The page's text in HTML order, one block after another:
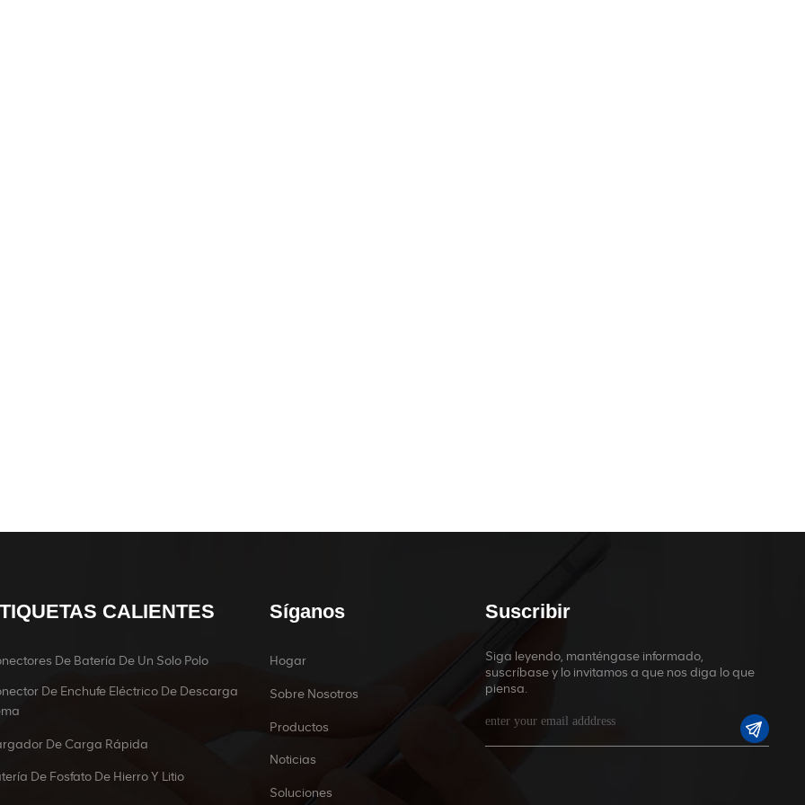
CALIENTES
De Batería De Un Solo Polo
De Enchufe Eléctrico De Descarga
De Carga Rápida
De Fosfato De Hierro Y Litio
Síganos
Hogar
Sobre Nosotros
Productos
Noticias
Soluciones
Suscribir
Siga leyendo, manténgase informado,
suscríbase y lo invitamos a que nos diga lo que
piensa.